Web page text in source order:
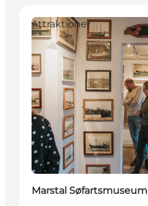
Attraktioner
Marstal Søfartsmuseum